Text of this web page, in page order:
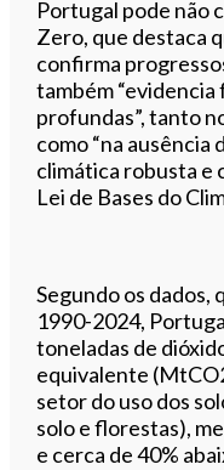
Portugal pode não
Zero, que destaca
confirma
também
profundas”, tanto
como “na ausência
climática robusta e
Lei de Bases do
Segundo os dados,
1990-2024,
toneladas de
equivalente
setor do uso dos
solo e florestas),
e cerca de 40%